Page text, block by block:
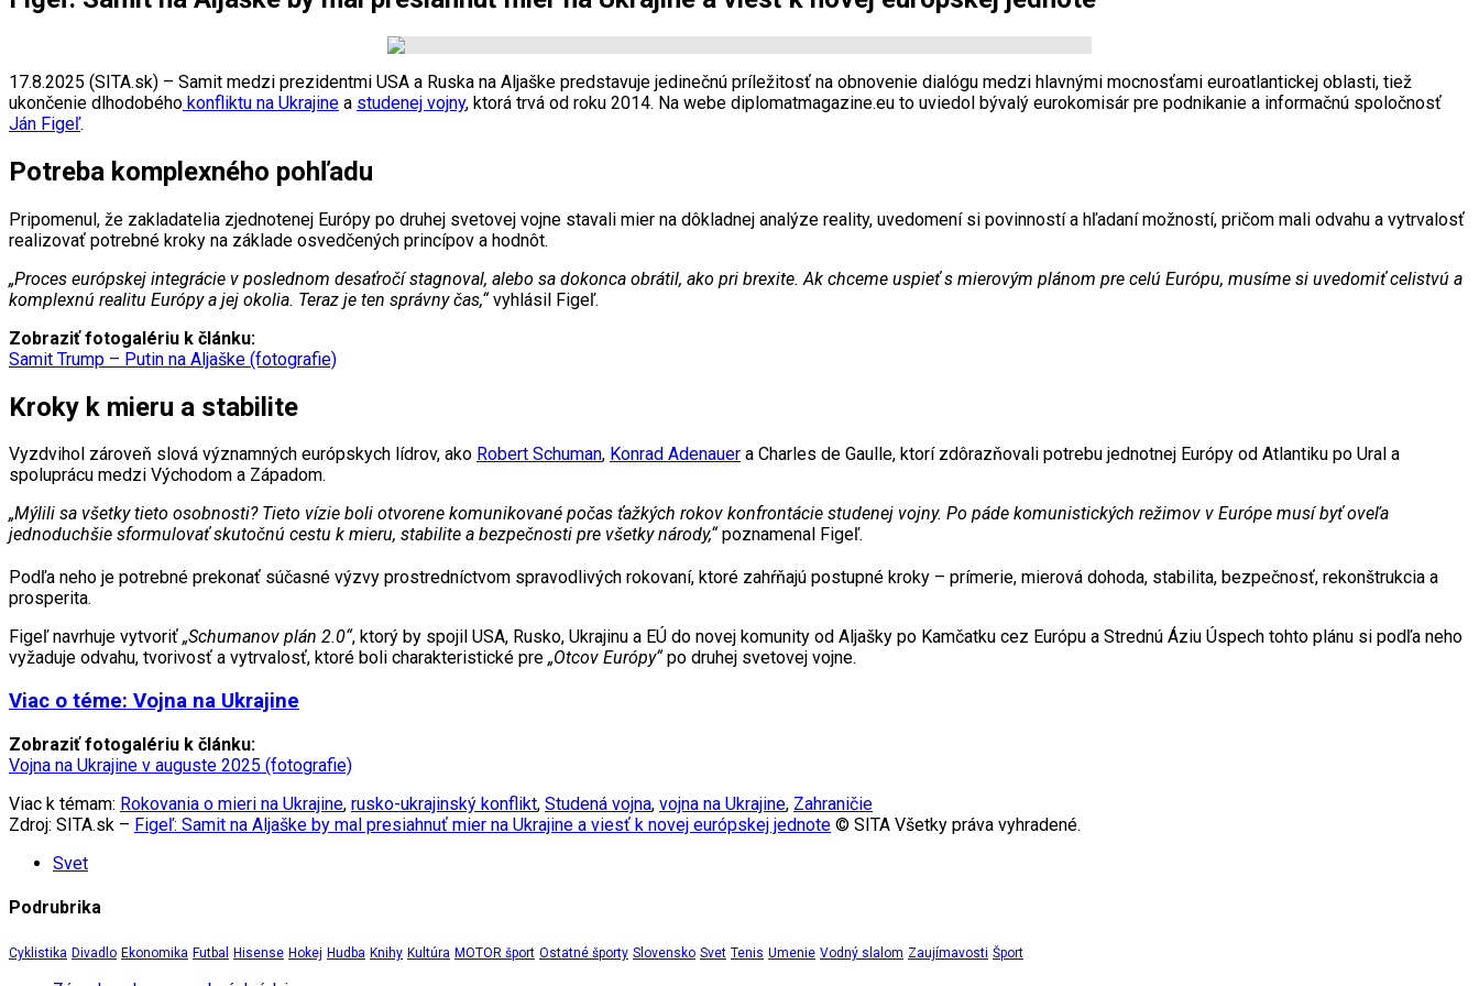
17.8.2025 (SITA.sk) – Samit medzi prezidentmi USA a Ruska na Aljaške predstavuje jedinečnú príležitosť na obnovenie dialógu medzi hlavnými mocnosťami euroatlantickej oblasti, tiež
ukončenie dlhodobého konfliktu na Ukrajine a studenej vojny, ktorá trvá od roku 2014. Na webe diplomatmagazine.eu to uviedol bývalý eurokomisár pre podnikanie a informačnú spoločnosť
Ján Figeľ.
Potreba komplexného pohľadu
Pripomenul, že zakladatelia zjednotenej Európy po druhej svetovej vojne stavali mier na dôkladnej analýze reality, uvedomení si povinností a hľadaní možností, pričom mali odvahu a vytrvalosť
realizovať potrebné kroky na základe osvedčených princípov a hodnôt.
„Proces európskej integrácie v poslednom desaťročí stagnoval, alebo sa dokonca obrátil, ako pri brexite. Ak chceme uspieť s mierovým plánom pre celú Európu, musíme si uvedomiť celistvú a
komplexnú realitu Európy a jej okolia. Teraz je ten správny čas,“vyhlásil Figeľ.
Zobraziť fotogalériu k článku:
Samit Trump – Putin na Aljaške (fotografie)
Kroky k mieru a stabilite
Vyzdvihol zároveň slová významných európskych lídrov, ako Robert Schuman, Konrad Adenauer a Charles de Gaulle, ktorí zdôrazňovali potrebu jednotnej Európy od Atlantiku po Ural a
spoluprácu medzi Východom a Západom.
„Mýlili sa všetky tieto osobnosti? Tieto vízie boli otvorene komunikované počas ťažkých rokov konfrontácie studenej vojny. Po páde komunistických režimov v Európe musí byť oveľa
jednoduchšie sformulovať skutočnú cestu k mieru, stabilite a bezpečnosti pre všetky národy,“ poznamenal Figeľ.
Podľa neho je potrebné prekonať súčasné výzvy prostredníctvom spravodlivých rokovaní, ktoré zahŕňajú postupné kroky – prímerie, mierová dohoda, stabilita, bezpečnosť, rekonštrukcia a
prosperita.
Figeľ navrhuje vytvoriť „Schumanov plán 2.0“, ktorý by spojil USA, Rusko, Ukrajinu a EÚ do novej komunity od Aljašky po Kamčatku cez Európu a Strednú Áziu Úspech tohto plánu si podľa neho
vyžaduje odvahu, tvorivosť a vytrvalosť, ktoré boli charakteristické pre „Otcov Európy“ po druhej svetovej vojne.
Viac o téme: Vojna na Ukrajine
Zobraziť fotogalériu k článku:
Vojna na Ukrajine v auguste 2025 (fotografie)
Viac k témam: Rokovania o mieri na Ukrajine, rusko-ukrajinský konflikt, Studená vojna, vojna na Ukrajine, Zahraničie
Zdroj: SITA.sk – Figeľ: Samit na Aljaške by mal presiahnuť mier na Ukrajine a viesť k novej európskej jednote © SITA Všetky práva vyhradené.
Svet
Podrubrika
Cyklistika Divadlo Ekonomika Futbal Hisense Hokej Hudba Knihy Kultúra MOTOR šport Ostatné športy Slovensko Svet Tenis Umenie Vodný slalom Zaujímavosti Šport